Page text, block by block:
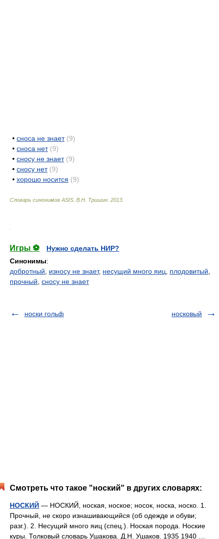
• сноса не знает (9)
• сноса нет (9)
• сносу не знает (9)
• сносу нет (9)
• хорошо носится (9)
Словарь синонимов ASIS. В.Н. Тришин 2013
Игры ⚽
Нужно сделать НИР?
Синонимы:
добротный
износу не знает, несущий много яиц плодовитый
прочный сносу не знает
носки гольф носковый
Смотреть что такое "ноский" в других словарях:
НОСКИЙ — НОСКИЙ, ноская, ноское; носок, носка, носко. 1.
Прочный, не скоро изнашивающийся (об одежде и обуви;
разг.). 2. Несущий много яиц (спец.). Ноская порода. Ноские
куры. Толковый словарь Ушакова. Д.Н. Ушаков. 1935 1940 …